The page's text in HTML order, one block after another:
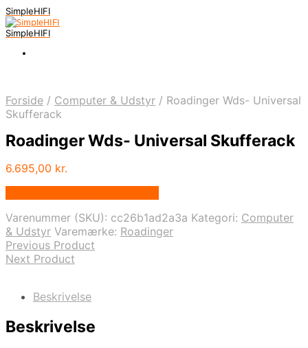
SimpleHIFI
SimpleHIFI
Forside / Computer & Udstyr / Roadinger Wds- Universal
Skufferack
Roadinger Wds- Universal Skufferack
6.695,00 kr.
Varenummer (SKU): cc26b1ad2a3a Kategori: Computer
& Udstyr Varemærke: Roadinger
Previous Product
Next Product
Beskrivelse
Beskrivelse